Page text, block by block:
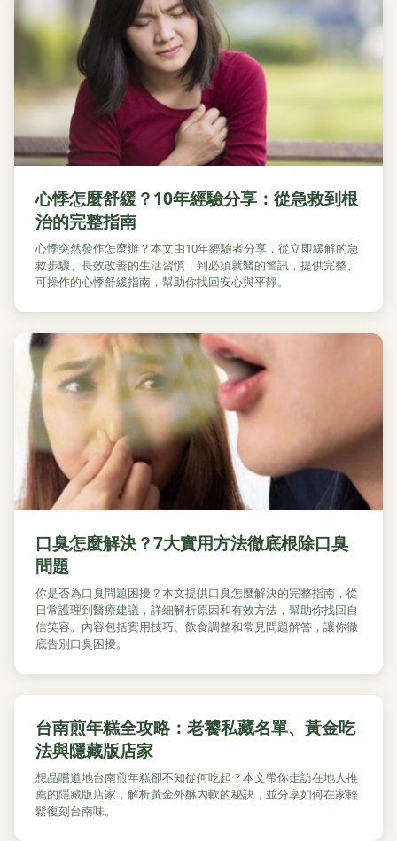
心悸怎麼舒緩？10年經驗分享：從急救到根
治的完整指南
心悸突然發作怎麼辦？本文由10年經驗者分享，從立即緩解的急
救步驟、長效改善的生活習慣，到必須就醫的警訊，提供完整、
可操作的心悸舒緩指南，幫助你找回安心與平靜。
口臭怎麼解決？7大實用方法徹底根除口臭
問題
你是否為口臭問題困擾？本文提供口臭怎麼解決的完整指南，從
日常護理到醫療建議，詳細解析原因和有效方法，幫助你找回自
信笑容。內容包括實用技巧、飲食調整和常見問題解答，讓你徹
底告別口臭困擾。
台南煎年糕全攻略：老饕私藏名單、黃金吃
法與隱藏版店家
想品嚐道地台南煎年糕卻不知從何吃起？本文帶你走訪在地人推
薦的隱藏版店家，解析黃金外酥內軟的秘訣，並分享如何在家輕
鬆復刻台南味。